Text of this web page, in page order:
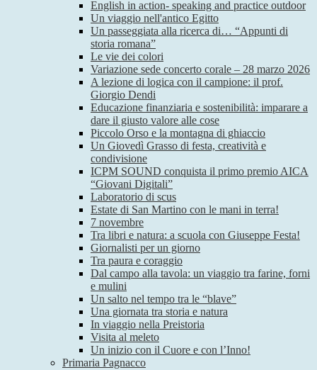
English in action- speaking and practice outdoor
Un viaggio nell'antico Egitto
Un passeggiata alla ricerca di… “Appunti di
storia romana”
Le vie dei colori
Variazione sede concerto corale – 28 marzo 2026
A lezione di logica con il campione: il prof.
Giorgio Dendi
Educazione finanziaria e sostenibilità: imparare a
dare il giusto valore alle cose
Piccolo Orso e la montagna di ghiaccio
Un Giovedì Grasso di festa, creatività e
condivisione
ICPM SOUND conquista il primo premio AICA
“Giovani Digitali”
Laboratorio di scus
Estate di San Martino con le mani in terra!
7 novembre
Tra libri e natura: a scuola con Giuseppe Festa!
Giornalisti per un giorno
Tra paura e coraggio
Dal campo alla tavola: un viaggio tra farine, forni
e mulini
Un salto nel tempo tra le “blave”
Una giornata tra storia e natura
In viaggio nella Preistoria
Visita al meleto
Un inizio con il Cuore e con l’Inno!
Primaria Pagnacco